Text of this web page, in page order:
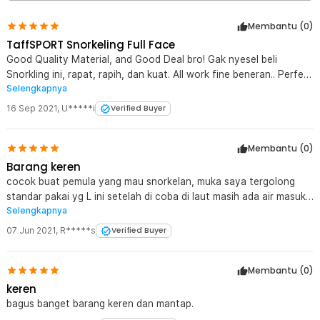
1 x Tas Pouch Jaring
1 x Panduan Penggunaan
Membantu (0)
TaffSPORT Snorkeling Full Face
Good Quality Material, and Good Deal bro! Gak nyesel beli
Snorkling ini, rapat, rapih, dan kuat. All work fine beneran.. Perfect
deal!
Selengkapnya
16 Sep 2021, U*****i Verified Buyer
Membantu (0)
Barang keren
cocok buat pemula yang mau snorkelan, muka saya tergolong
standar pakai yg L ini setelah di coba di laut masih ada air masuk
dari bawah dagu, tp kelebihan pakai model begini bisa napas pakai
hidung dan mulut
Selengkapnya
07 Jun 2021, R*****s Verified Buyer
Membantu (0)
keren
bagus banget barang keren dan mantap.